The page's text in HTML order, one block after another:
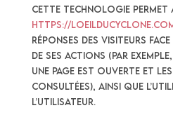
Cette technologie permet
https://
réponses des visiteurs
de ses actions (par
une page est ouverte et
consultées), ainsi que
l’Utilisateur.